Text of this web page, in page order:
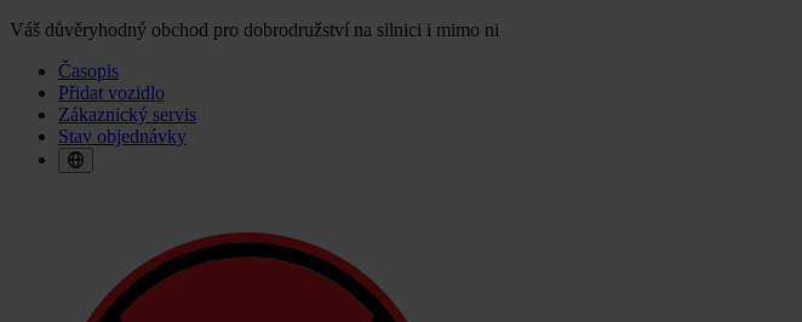
Váš důvěryhodný obchod pro dobrodružství na silnici i mimo ni
Časopis
Přidat vozidlo
Zákaznický servis
Stav objednávky